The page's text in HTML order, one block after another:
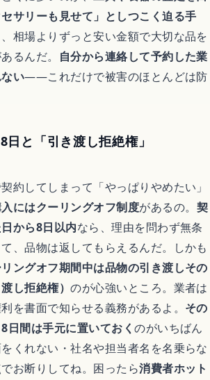
サリーも見せて」としつこく迫る手
相場よりずっと安い金額で大切な品を
るんだ。
自分から連絡して予約した業
い——これだけで被害のほとんどは防
日と「引き渡し拒絶権」
約してしまって「やっぱりやめたい」
にはクーリングオフ制度があるの。 契
から8日以内なら、理由を問わず無条
、品物は返してもらえるんだ。しかも
ングオフ期間中は品物の引き渡しその
し拒絶権）のが心強いところ。業者は
を書面で知らせる義務があるよ。 その
日間は手元に置いておくのがいちばん
くれない・社名や担当者名を名乗らな
お断りしてね。困ったら消費者ホット